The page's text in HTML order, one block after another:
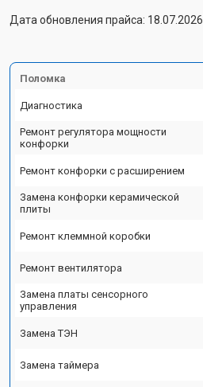
Дата обновления прайса: 18.07.2026
Поломка
Диагностика
Ремонт регулятора мощности
конфорки
Ремонт конфорки с расширением
Замена конфорки керамической
плиты
Ремонт клеммной коробки
Ремонт вентилятора
Замена платы сенсорного
управления
Замена ТЭН
Замена таймера